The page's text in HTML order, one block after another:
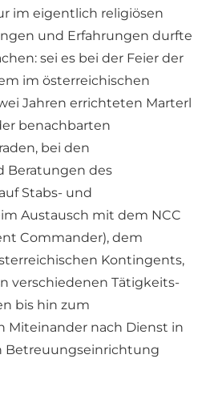
im eigentlich religiösen
und Erfahrungen durfte
sei es bei der Feier der
im österreichischen
Jahren errichteten Marterl
benachbarten
bei den
Beratungen des
Stabs- und
Austausch mit dem NCC
Commander), dem
Kontingents,
verschiedenen Tätigkeits-
bis hin zum
Miteinander nach Dienst in
Betreuungseinrichtung